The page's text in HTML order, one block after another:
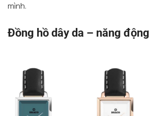
mình.
Đồng hồ dây da – năng